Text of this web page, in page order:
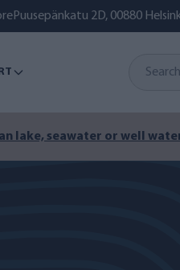
Puusepänkatu 2D, 00880
lake, seawater or well